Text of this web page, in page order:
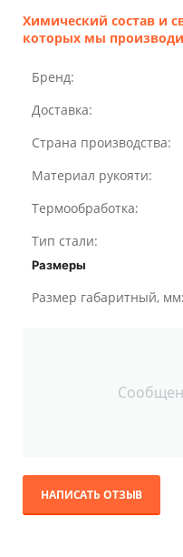
Химический состав и
которых мы
Бренд:
Доставка:
Страна производства:
Материал рукояти:
Термообработка:
Тип стали:
Размеры
Размер габаритный, мм:
НАПИСАТЬ ОТЗЫВ